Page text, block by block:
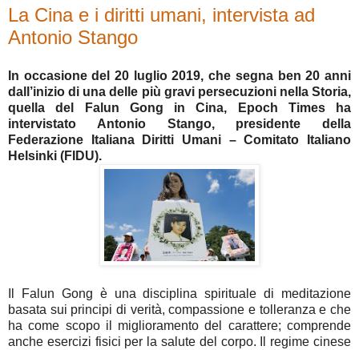
La Cina e i diritti umani, intervista ad
Antonio Stango
In occasione del 20 luglio 2019, che segna ben 20 anni
dall’inizio di una delle più gravi persecuzioni nella Storia,
quella del Falun Gong in Cina, Epoch Times ha
intervistato Antonio Stango, presidente della
Federazione Italiana Diritti Umani – Comitato Italiano
Helsinki (FIDU).
Il Falun Gong è una disciplina spirituale di meditazione
basata sui principi di verità, compassione e tolleranza e che
ha come scopo il miglioramento del carattere; comprende
anche esercizi fisici per la salute del corpo. Il regime cinese